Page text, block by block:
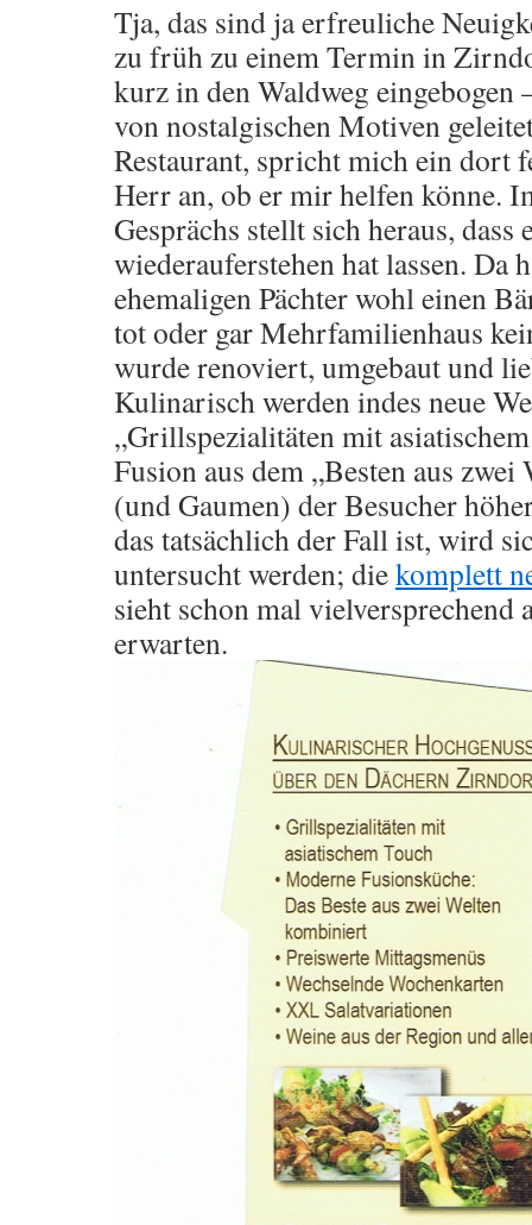
Tja, das sind ja erfreuliche
zu früh zu einem Termin in
kurz in den Waldweg
von nostalgischen Motiven
Restaurant, spricht mich ein dort
Herr an, ob er mir helfen könne.
Gesprächs stellt sich heraus, dass
wiederauferstehen hat lassen. Da
ehemaligen Pächter wohl einen
tot oder gar Mehrfamilienhaus
wurde renoviert, umgebaut und
Kulinarisch werden indes neue
„Grillspezialitäten mit
Fusion aus dem „Besten aus zwei
(und Gaumen) der Besucher
das tatsächlich der Fall ist, wird
untersucht werden; diekomplett
sieht schon mal vielversprechend
erwarten.